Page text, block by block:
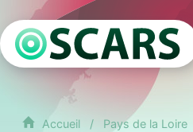
Accueil Pays de la Loire